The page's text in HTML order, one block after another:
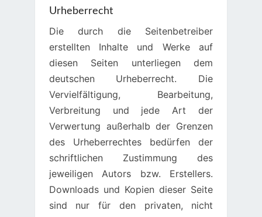
Urheberrecht
Die durch die Seitenbetreiber
erstellten Inhalte und Werke auf
diesen Seiten unterliegen dem
deutschen Urheberrecht. Die
Vervielfältigung, Bearbeitung,
Verbreitung und jede Art der
Verwertung außerhalb der Grenzen
des Urheberrechtes bedürfen der
schriftlichen Zustimmung des
jeweiligen Autors bzw. Erstellers.
Downloads und Kopien dieser Seite
sind nur für den privaten, nicht